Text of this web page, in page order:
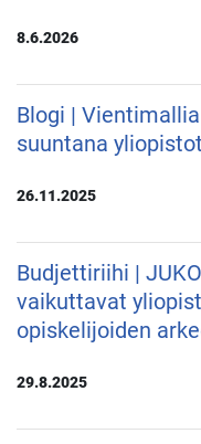
8.6.2026
Blogi |
suuntana
26.11.2025
Budjettiriihi |
vaikuttavat
opiskelijoiden
29.8.2025